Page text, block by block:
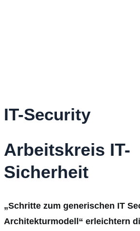
IT-Security
Arbeitskreis IT-
Sicherheit
„Schritte zum generischen IT
Architekturmodell“ erleichtern